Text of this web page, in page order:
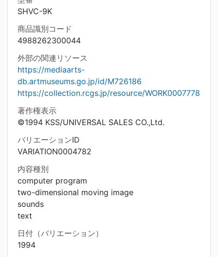
SHVC-9K
商品識別コード
4988262300044
外部の関連リソース
https://mediaarts-
db.artmuseums.go.jp/id/M726186
https://collection.rcgs.jp/resource/WORK0007778
著作権表示
©1994 KSS/UNIVERSAL SALES CO.,Ltd.
バリエーションID
VARIATION0004782
内容種別
computer program
two-dimensional moving image
sounds
text
日付（バリエーション）
1994